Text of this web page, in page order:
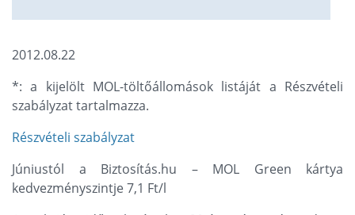
2012.08.22
*: a kijelölt MOL-töltőállomások listáját a Részvételi
szabályzat tartalmazza.
Részvételi szabályzat
Júniustól a Biztosítás.hu – MOL Green kártya
kedvezményszintje 7,1 Ft/l